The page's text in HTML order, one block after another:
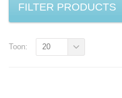
FILTER PRODUCTS
Toon: 20